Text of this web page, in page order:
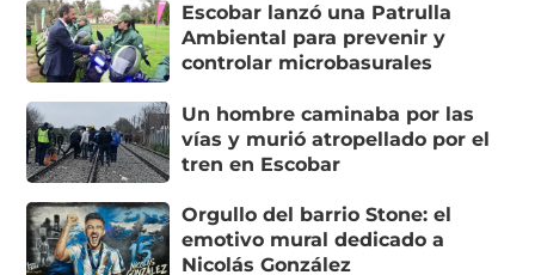
Escobar lanzó una Patrulla
Ambiental para prevenir y
controlar microbasurales
Un hombre caminaba por las
vías y murió atropellado por el
tren en Escobar
Orgullo del barrio Stone: el
emotivo mural dedicado a
Nicolás González